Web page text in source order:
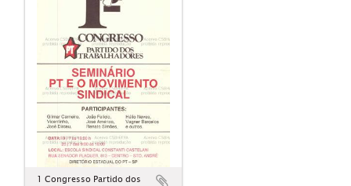
1 Congresso Partido dos